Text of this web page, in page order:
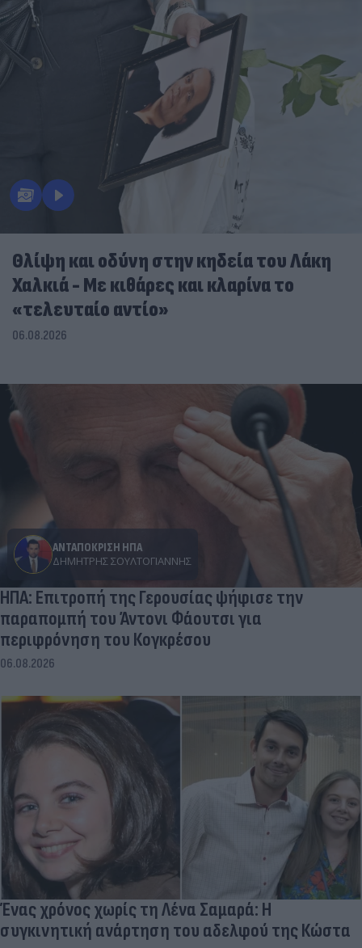
Θλίψη και οδύνη στην κηδεία του Λάκη
Χαλκιά - Με κιθάρες και κλαρίνα το
«τελευταίο αντίο»
06.08.2026
ΑΝΤΑΠΟΚΡΙΣΗ ΗΠΑ
ΔΗΜΉΤΡΗΣ ΣΟΥΛΤΟΓΙΆΝΝΗΣ
ΗΠΑ: Επιτροπή της Γερουσίας ψήφισε την
παραπομπή του Άντονι Φάουτσι για
περιφρόνηση του Κογκρέσου
06.08.2026
Ένας χρόνος χωρίς τη Λένα Σαμαρά: Η
συγκινητική ανάρτηση του αδελφού της Κώστα